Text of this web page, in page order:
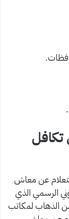
عن معاش
الرسمي الذي
الذهاب لمكاتب